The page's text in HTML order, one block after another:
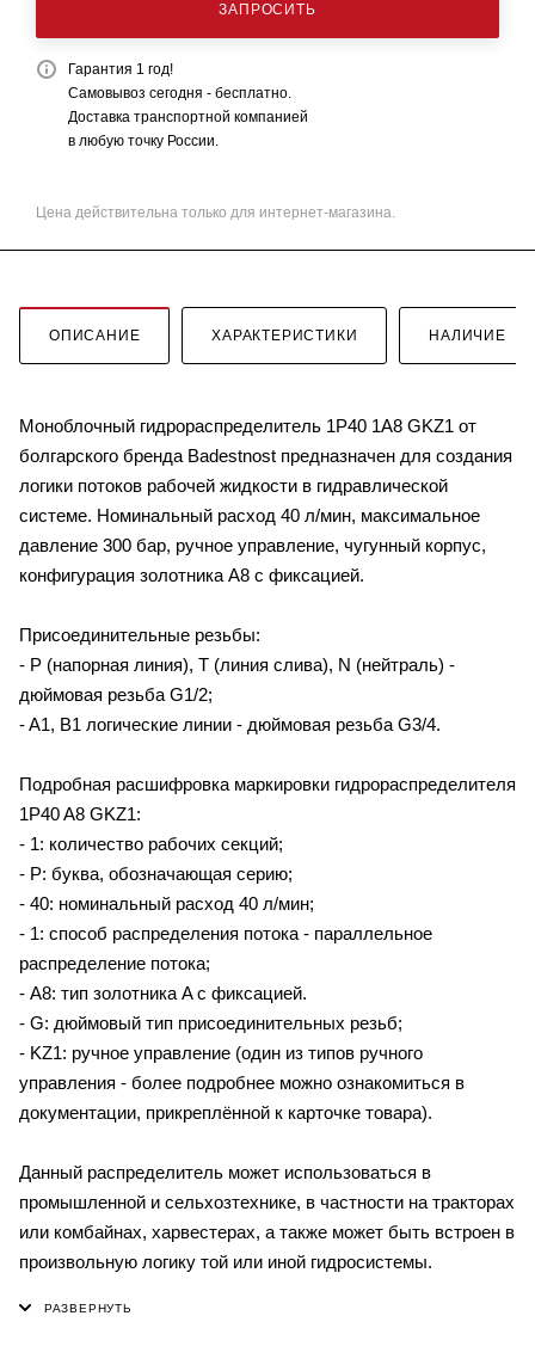
ЗАПРОСИТЬ
Гарантия 1 год!
Самовывоз сегодня - бесплатно.
Доставка транспортной компанией
в любую точку России.
Цена действительна только для интернет-магазина.
ОПИСАНИЕ ХАРАКТЕРИСТИКИ НАЛИЧИЕ
Моноблочный гидрораспределитель 1P40 1A8 GKZ1 от
болгарского бренда Badestnost предназначен для создания
логики потоков рабочей жидкости в гидравлической
системе. Номинальный расход 40 л/мин, максимальное
давление 300 бар, ручное управление, чугунный корпус,
конфигурация золотника A8 с фиксацией.
Присоединительные резьбы:
- P (напорная линия), T (линия слива), N (нейтраль) -
дюймовая резьба G1/2;
- A1, B1 логические линии - дюймовая резьба G3/4.
Подробная расшифровка маркировки гидрораспределителя
1P40 A8 GKZ1:
- 1: количество рабочих секций;
- P: буква, обозначающая серию;
- 40: номинальный расход 40 л/мин;
- 1: способ распределения потока - параллельное
распределение потока;
- A8: тип золотника A с фиксацией.
- G: дюймовый тип присоединительных резьб;
- KZ1: ручное управление (один из типов ручного
управления - более подробнее можно ознакомиться в
документации, прикреплённой к карточке товара).
Данный распределитель может использоваться в
промышленной и сельхозтехнике, в частности на тракторах
или комбайнах, харвестерах, а также может быть встроен в
произвольную логику той или иной гидросистемы.